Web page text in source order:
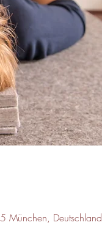
München, Deutschland